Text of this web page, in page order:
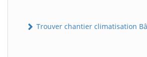
Trouver chantier climatisation